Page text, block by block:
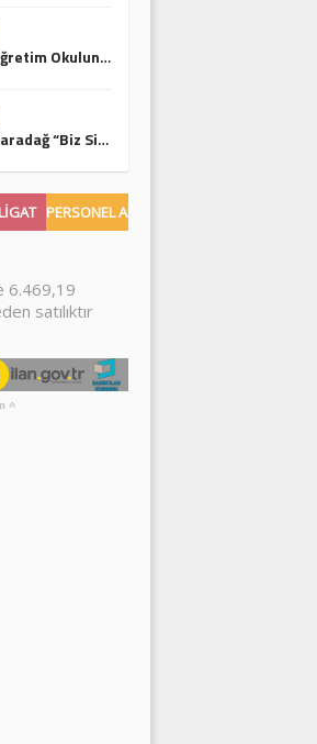
Fırat İlköğretim Okulundan Şehitliğe Ziyaret
Başkan Karadağ “Biz Siyaset Yapmaya Değil, Hizmet Yapmaya Geldik”